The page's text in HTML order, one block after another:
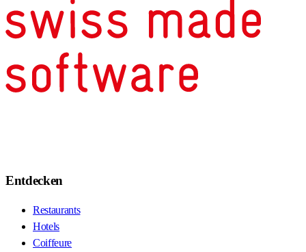
Entdecken
Restaurants
Hotels
Coiffeure